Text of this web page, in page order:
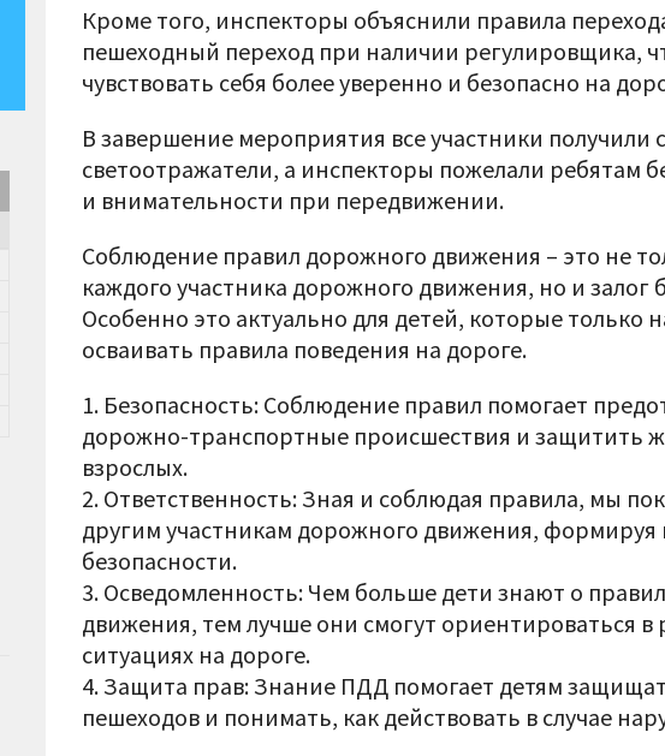
Кроме того, инспекторы объяснили правила
пешеходный переход при наличии регулировщика,
чувствовать себя более уверенно и безопасно на
В завершение мероприятия все участники получили
светоотражатели, а инспекторы пожелали ребятам
и внимательности при передвижении.
Соблюдение правил дорожного движения – это не
каждого участника дорожного движения, но и залог
Особенно это актуально для детей, которые только
осваивать правила поведения на дороге.
1. Безопасность: Соблюдение правил помогает
дорожно-транспортные происшествия и защитить
взрослых.
2. Ответственность: Зная и соблюдая правила, мы
другим участникам дорожного движения, формируя
безопасности.
3. Осведомленность: Чем больше дети знают о
движения, тем лучше они смогут ориентироваться в
ситуациях на дороге.
4. Защита прав: Знание ПДД помогает детям
пешеходов и понимать, как действовать в случае